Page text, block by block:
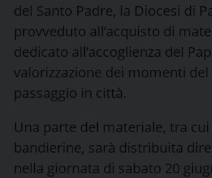
del Santo Padre, la Diocesi di
provveduto all’acquisto di
dedicato all’accoglienza del
valorizzazione dei momenti del
passaggio in città.
Una parte del materiale, tra
bandierine, sarà distribuita
nella giornata di sabato 20